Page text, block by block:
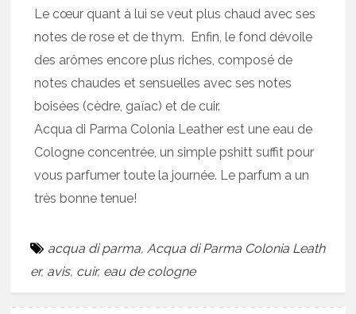
Le cœur quant à lui se veut plus chaud avec ses
notes de rose et de thym. Enfin, le fond dévoile
des arômes encore plus riches, composé de
notes chaudes et sensuelles avec ses notes
boisées (cèdre, gaïac) et de cuir.
Acqua di Parma Colonia Leather est une eau de
Cologne concentrée, un simple pshitt suffit pour
vous parfumer toute la journée. Le parfum a un
très bonne tenue!
acqua di parma,Acqua di Parma Colonia Leath
er, avis, cuir, eau de cologne